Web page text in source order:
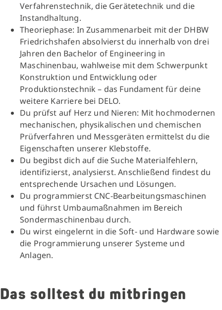
Verfahrenstechnik, die Gerätetechnik und die
Instandhaltung.
Theoriephase: In Zusammenarbeit mit der DHBW
Friedrichshafen absolvierst du innerhalb von drei
Jahren den Bachelor of Engineering in
Maschinenbau, wahlweise mit dem Schwerpunkt
Konstruktion und Entwicklung oder
Produktionstechnik – das Fundament für deine
weitere Karriere bei DELO.
Du prüfst auf Herz und Nieren: Mit hochmodernen
mechanischen, physikalischen und chemischen
Prüfverfahren und Messgeräten ermittelst du die
Eigenschaften unserer Klebstoffe.
Du begibst dich auf die Suche Materialfehlern,
identifizierst, analysierst. Anschließend findest du
entsprechende Ursachen und Lösungen.
Du programmierst CNC-Bearbeitungsmaschinen
und führst Umbaumaßnahmen im Bereich
Sondermaschinenbau durch.
Du wirst eingelernt in die Soft- und Hardware sowie
die Programmierung unserer Systeme und
Anlagen.
Das solltest du mitbringen